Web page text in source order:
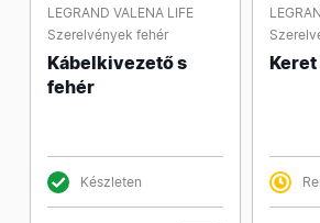
LEGRAND VALENA LIFE
Szerelvények fehér
Kábelkivezető s
fehér
Készleten